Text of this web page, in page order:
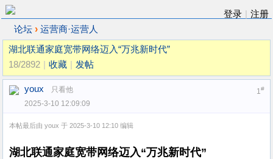
登录
注册
论坛 › 运营商·运营人
湖北联通家庭宽带网络迈入“万兆新时代”
18/2892
收藏 发帖
1#
youx
只看他
2025-3-10 12:09:09
本帖最后由 youx 于 2025-3-10 12:10 编辑
湖北联通家庭宽带网络迈入“万兆新时代”